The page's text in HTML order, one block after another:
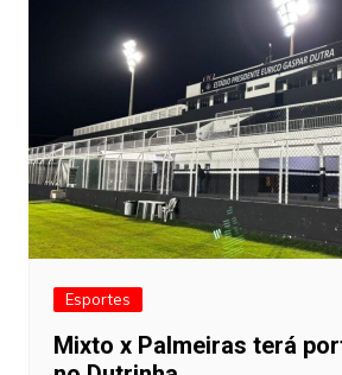
Esportes
Mixto x Palmeiras terá